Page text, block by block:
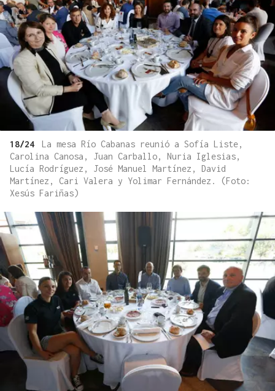
18/24
La mesa Río Cabanas reunió a Sofía Liste,
Carolina Canosa, Juan Carballo, Nuria Iglesias,
Lucía Rodríguez, José Manuel Martínez, David
Martínez, Cari Valera y Yolimar Fernández. (Foto:
Xesús Fariñas)